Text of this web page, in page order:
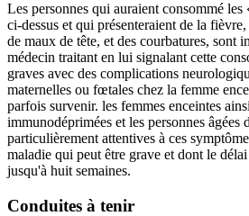
Les personnes qui auraient consommé
ci-dessus et qui présenteraient de la
de maux de tête, et des courbatures, sont
médecin traitant en lui signalant cette
graves avec des complications
maternelles ou fœtales chez la femme
parfois survenir. les femmes enceintes
immunodéprimées et les personnes âgées
particulièrement attentives à ces
maladie qui peut être grave et dont le
jusqu'à huit semaines.
Conduites à tenir